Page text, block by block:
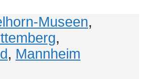
Museen,
,
, Mannheim